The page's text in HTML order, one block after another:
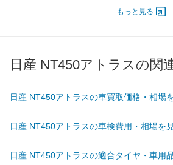
-
最高トルク 370 [37.7]/ 1,350 300
タイヤ
燃費
もっと見る
日産 NT450アトラスの関
日産 NT450アトラスの車買取価格・相場
日産 NT450アトラスの車検費用・相場を
日産 NT450アトラスの適合タイヤ・車用